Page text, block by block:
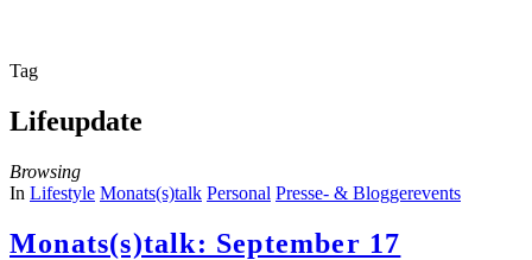
Tag
Lifeupdate
Browsing
In Lifestyle Monats(s)talk Personal Presse- & Bloggerevents
Monats(s)talk: September 17